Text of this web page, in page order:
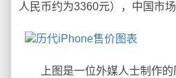
人民币约为3360元），中国市场
上图是一位外媒人士制作的